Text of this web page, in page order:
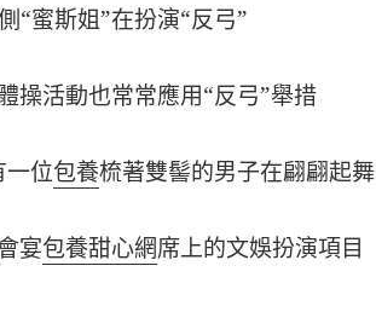
“蜜斯姐”在扮演“反弓”
操活動也常常應用“反弓”舉措
一位包養梳著雙髻的男子在翩翩起舞
宴包養甜心網席上的文娛扮演項目